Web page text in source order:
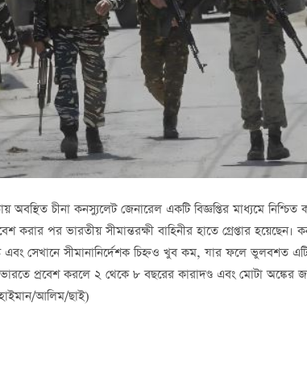
চীনা কনস্যুলেট জেনারেল একটি বিজ্ঞপ্তির মাধ্যমে
করার পর ভারতীয় সীমান্তরক্ষী বাহিনীর হাতে গ্রেপ্তার
এবং সেখানে সীমানানির্দেশক চিহ্নও খুব কম, যার ফলে ভুলবশত
প্রবেশ করলে ২ থেকে ৮ বছরের কারাদণ্ড এবং মোটা অঙ্কের
আলিম/ছাই)